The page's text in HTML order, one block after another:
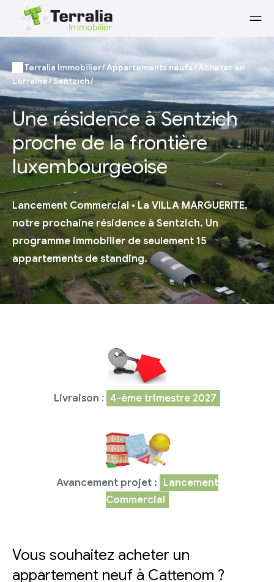
Terralia Immobilier Appartements neufs
Acheter en
Lorraine Sentzich
Une résidence à Sentzich
proche de la frontière
luxembourgeoise
Lancement Commercial • La VILLA MARGUERITE,
notre prochaine résidence à Sentzich. Un
programme immobilier de seulement 15
appartements de standing.
Livraison : 4-ème trimestre 2027
Avancement projet : Lancement
Commercial
Vous souhaitez acheter un
appartement neuf à Cattenom ?